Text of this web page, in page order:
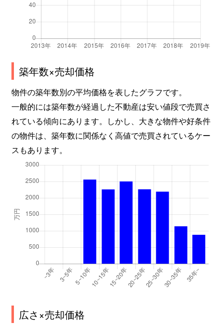
築年数×売却価格
物件の築年数別の平均価格を表したグラフです。
一般的には築年数が経過した不動産は安い値段で売買さ
れている傾向にあります。しかし、大きな物件や好条件
の物件は、築年数に関係なく高値で売買されているケー
スもあります。
広さ×売却価格